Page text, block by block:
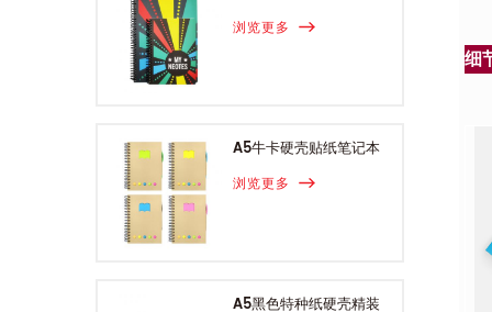
浏览更多
A5牛卡硬壳贴纸笔记本
浏览更多
A5黑色特种纸硬壳精装
细